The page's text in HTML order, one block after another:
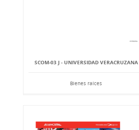
SCOM-03 J - UNIVERSIDAD VERACRUZANA
Bienes raíces